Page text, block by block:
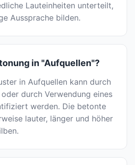
Lauteinheiten unterteilt,
Aussprache bilden.
in "Aufquellen"?
in Aufquellen kann durch
durch Verwendung eines
werden. Die betonte
lauter, länger und höher